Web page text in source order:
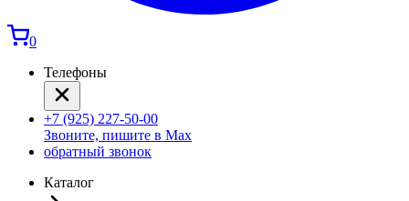
0
Телефоны
+7 (925) 227-50-00
Звоните, пишите в Max
обратный звонок
Каталог